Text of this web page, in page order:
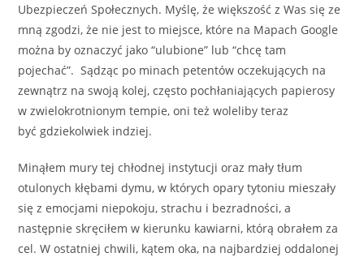
Ubezpieczeń Społecznych. Myślę, że większość z Was się ze
mną zgodzi, że nie jest to miejsce, które na Mapach Google
można by oznaczyć jako “ulubione” lub “chcę tam
pojechać”. Sądząc po minach petentów oczekujących na
zewnątrz na swoją kolej, często pochłaniających papierosy
w zwielokrotnionym tempie, oni też woleliby teraz
być gdziekolwiek indziej.
Minąłem mury tej chłodnej instytucji oraz mały tłum
otulonych kłębami dymu, w których opary tytoniu mieszały
się z emocjami niepokoju, strachu i bezradności, a
następnie skręciłem w kierunku kawiarni, którą obrałem za
cel. W ostatniej chwili, kątem oka, na najbardziej oddalonej